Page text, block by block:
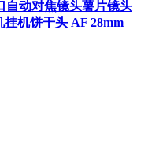
自动对焦镜头薯片镜头
机饼干头 AF 28mm